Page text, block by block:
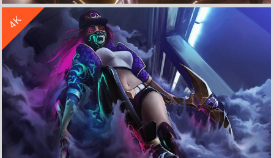
lol英雄联盟卡莎至臻豪华5120x1440游戏壁纸
4K
立 即 下 载
收 藏